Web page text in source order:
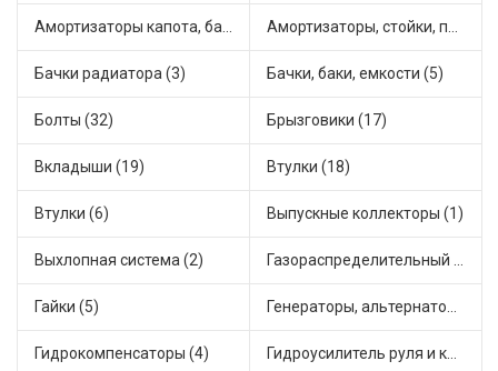
Амортизаторы капота, багажника (2) Амортизаторы, стойки, подушки стоек (40)
Бачки радиатора (3) Бачки, баки, емкости (5)
Болты (32) Брызговики (17)
Вкладыши (19) Втулки (18)
Втулки (6) Выпускные коллекторы (1)
Выхлопная система (2) Газораспределительный механизм (1)
Гайки (5) Генераторы, альтернаторы и комплектующие (17)
Гидрокомпенсаторы (4) Гидроусилитель руля и комплектующие (1)